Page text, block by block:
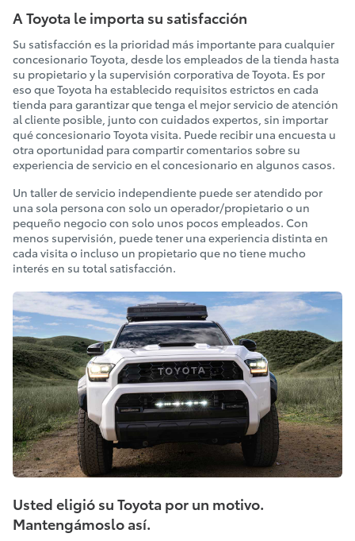
A Toyota le importa su satisfacción
Su satisfacción es la prioridad más importante para cualquier
concesionario Toyota, desde los empleados de la tienda hasta
su propietario y la supervisión corporativa de Toyota. Es por
eso que Toyota ha establecido requisitos estrictos en cada
tienda para garantizar que tenga el mejor servicio de atención
al cliente posible, junto con cuidados expertos, sin importar
qué concesionario Toyota visita. Puede recibir una encuesta u
otra oportunidad para compartir comentarios sobre su
experiencia de servicio en el concesionario en algunos casos.
Un taller de servicio independiente puede ser atendido por
una sola persona con solo un operador/propietario o un
pequeño negocio con solo unos pocos empleados. Con
menos supervisión, puede tener una experiencia distinta en
cada visita o incluso un propietario que no tiene mucho
interés en su total satisfacción.
Usted eligió su Toyota por un motivo.
Mantengámoslo así.